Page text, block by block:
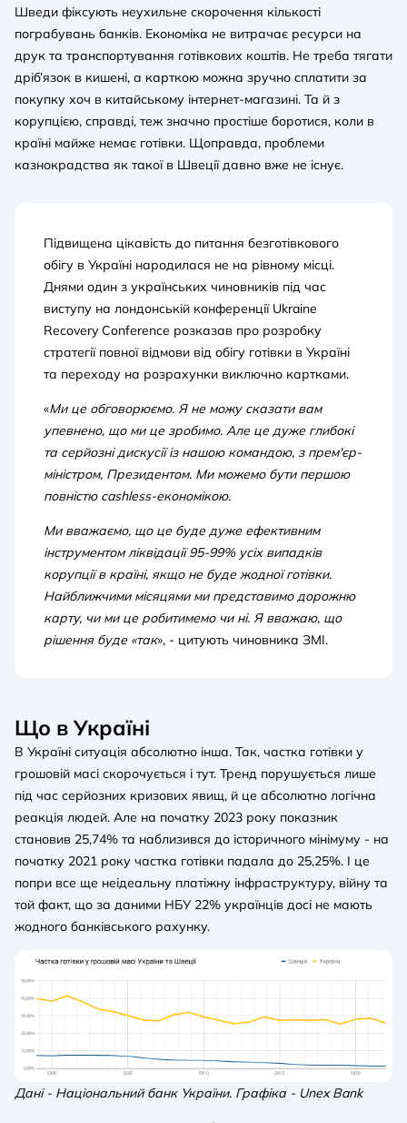
Шведи фіксують неухильне скорочення кількості
пограбувань банків. Економіка не витрачає ресурси на
друк та транспортування готівкових коштів. Не треба тягати
дріб’язок в кишені, а карткою можна зручно сплатити за
покупку хоч в китайському інтернет-магазині. Та й з
корупцією, справді, теж значно простіше боротися, коли в
країні майже немає готівки. Щоправда, проблеми
казнокрадства як такої в Швеції давно вже не існує.
Підвищена цікавість до питання безготівкового
обігу в Україні народилася не на рівному місці.
Днями один з українських чиновників під час
виступу на лондонській конференції Ukraine
Recovery Conference розказав про розробку
стратегії повної відмови від обігу готівки в Україні
та переходу на розрахунки виключно картками.
«Ми це обговорюємо. Я не можу сказати вам
упевнено, що ми це зробимо. Але це дуже глибокі
та серйозні дискусії із нашою командою, з прем'єр-
міністром, Президентом. Ми можемо бути першою
повністю cashless-економікою.
Ми вважаємо, що це буде дуже ефективним
інструментом ліквідації 95-99% усіх випадків
корупції в країні, якщо не буде жодної готівки.
Найближчими місяцями ми представимо дорожню
карту, чи ми це робитимемо чи ні. Я вважаю, що
рішення буде «так», - цитують чиновника ЗМІ.
Що в Україні
В Україні ситуація абсолютно інша. Так, частка готівки у
грошовій масі скорочується і тут. Тренд порушується лише
під час серйозних кризових явищ, й це абсолютно логічна
реакція людей. Але на початку 2023 року показник
становив 25,74% та наблизився до історичного мінімуму - на
початку 2021 року частка готівки падала до 25,25%. І це
попри все ще неідеальну платіжну інфраструктуру, війну та
той факт, що за даними НБУ 22% українців досі не мають
жодного банківського рахунку.
Дані - Національний банк України. Графіка - Unex Bank